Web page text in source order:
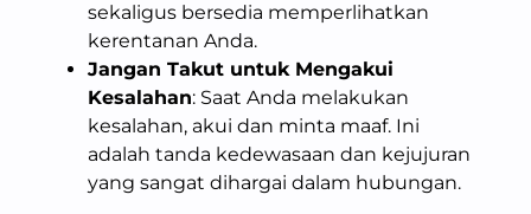
sekaligus bersedia memperlihatkan
kerentanan Anda.
Jangan Takut untuk Mengakui
Kesalahan: Saat Anda melakukan
kesalahan, akui dan minta maaf. Ini
adalah tanda kedewasaan dan kejujuran
yang sangat dihargai dalam hubungan.